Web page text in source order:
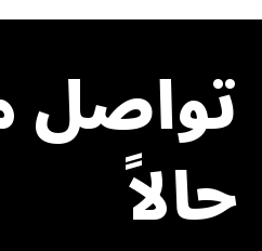
تواصل
حالاً